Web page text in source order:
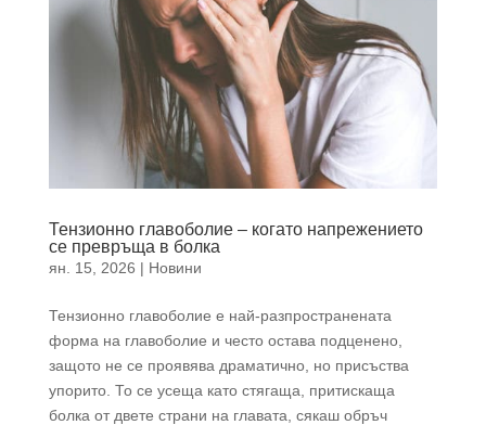
Тензионно главоболие – когато напрежението
се превръща в болка
ян. 15, 2026 | Новини
Тензионно главоболие е най-разпространената
форма на главоболие и често остава подценено,
защото не се проявява драматично, но присъства
упорито. То се усеща като стягаща, притискаща
болка от двете страни на главата, сякаш обръч